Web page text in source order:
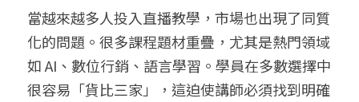
當越來越多人投入直播教學，市場也出現了同質
化的問題。很多課程題材重疊，尤其是熱門領域
如 AI、數位行銷、語言學習。學員在多數選擇中
很容易「貨比三家」，這迫使講師必須找到明確